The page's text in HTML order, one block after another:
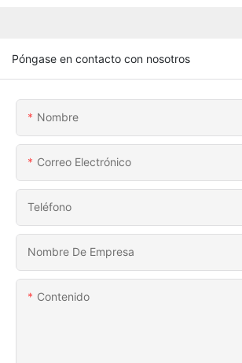
Póngase en contacto con nosotros
Nombre
Correo Electrónico
Teléfono
Nombre De Empresa
Contenido